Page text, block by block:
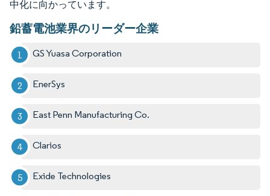
中化に向かっています。
鉛蓄電池業界のリーダー企業
GS Yuasa Corporation
EnerSys
East Penn Manufacturing Co.
Clarios
Exide Technologies